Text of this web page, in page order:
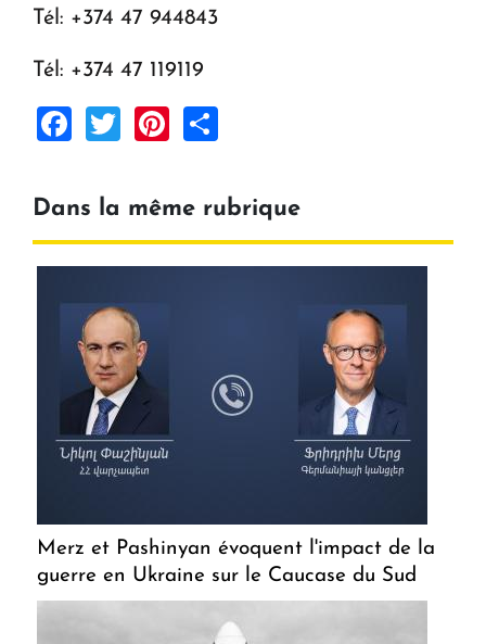
Tél: +374 47 944843
Tél: +374 47 119119
Facebook
TwitterPinterest
Dans la même rubrique
Merz et Pashinyan évoquent l'impact de la
guerre en Ukraine sur le Caucase du Sud